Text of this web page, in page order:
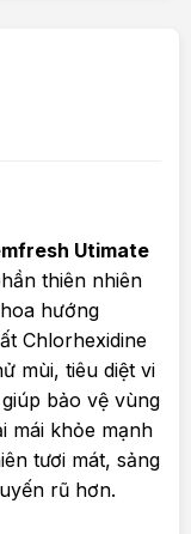
Utimate
thiên nhiên
hướng
Chlorhexidine
mùi, tiêu diệt vi
bảo vệ vùng
mái khỏe mạnh
tươi mát, sảng
rũ hơn.